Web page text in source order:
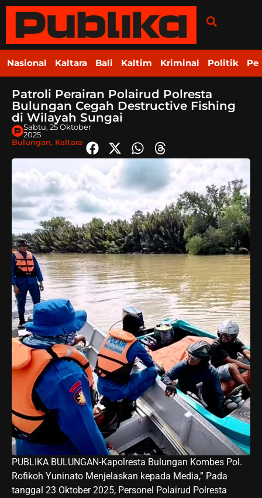
Nasional Kaltara Bali Kaltim Kriminal Politik
Patroli Perairan Polairud Polresta
Bulungan Cegah Destructive Fishing
di Wilayah Sungai
Sabtu, 25 Oktober
2025
Bulungan, Kaltara
PUBLIKA BULUNGAN-Kapolresta Bulungan Kombes Pol.
Rofikoh Yuninato Menjelaskan kepada Media,” Pada
tanggal 23 Oktober 2025, Personel Polairud Polresta